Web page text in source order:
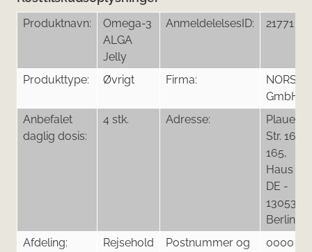
Produktnavn:
Omega-3
ALGA
Jelly
AnmeldelelsesID: 21771
Produkttype: Øvrigt Firma:
NORSAN
GmbH
Anbefalet
daglig dosis:
4 stk. Adresse:
Plauener
Str. 163-
165,
Haus E,
DE -
13053,
Berlin
Afdeling:
Rejsehold
Postnummer og
0000